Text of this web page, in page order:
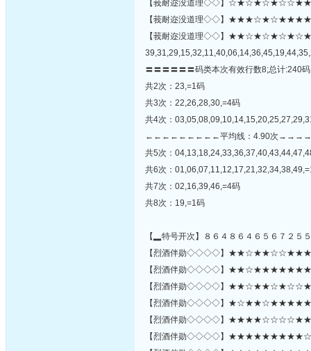
【莪耐迩没道理◇◇】
【莪耐迩没道理◇◇】
【莪耐迩没道理◇◇】
〓〓〓〓〓〓码类本次有效行数8;总计:240
共2次：23,=1码
共3次：22,26,28,30,=4码
共4次：
←←←←←←←←←平均线：4.90次
共5次：
共6次：
共7次：02,16,39,46,=4码
共8次：19,=1码
【▂特号开次】８６４８６４６５６７２５
【烈酒伴勋◇◇◇◇】
【烈酒伴勋◇◇◇◇】
【烈酒伴勋◇◇◇◇】
【烈酒伴勋◇◇◇◇】
【烈酒伴勋◇◇◇◇】
【烈酒伴勋◇◇◇◇】